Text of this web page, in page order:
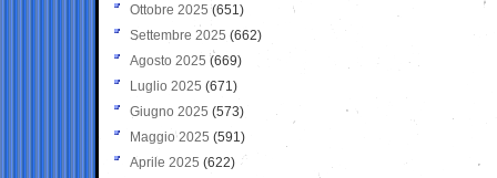
Ottobre 2025 (651)
Settembre 2025 (662)
Agosto 2025 (669)
Luglio 2025 (671)
Giugno 2025 (573)
Maggio 2025 (591)
Aprile 2025 (622)